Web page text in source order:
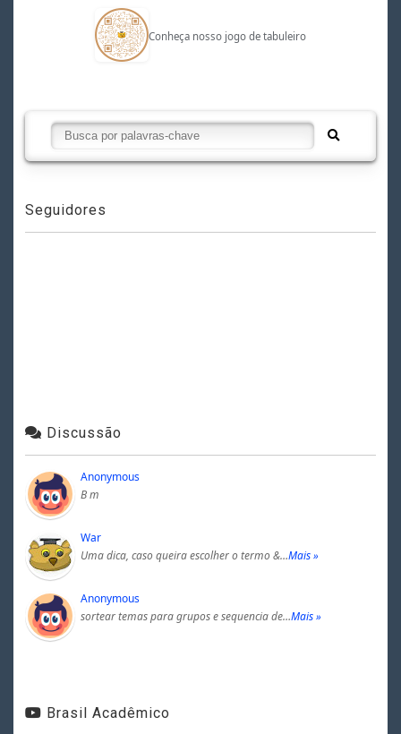
Conheça nosso jogo de tabuleiro
Seguidores
Discussão
Anonymous
B m
War
Uma dica, caso queira escolher o termo &…Mais »
Anonymous
sortear temas para grupos e sequencia de…Mais »
Brasil Acadêmico